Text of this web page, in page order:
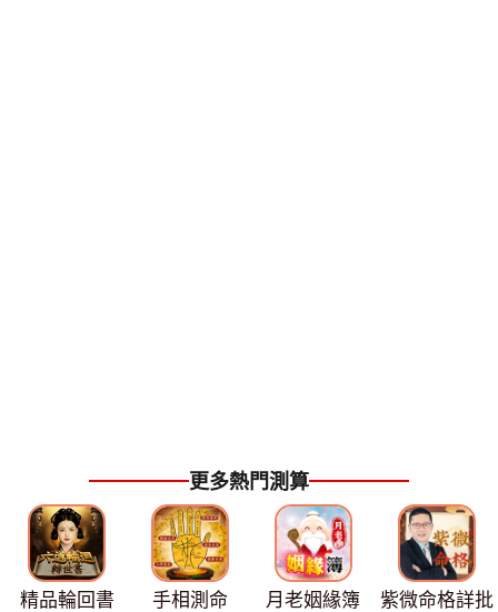
更多熱門測算
精品輪回書 手相測命 月老姻緣簿 紫微命格詳批